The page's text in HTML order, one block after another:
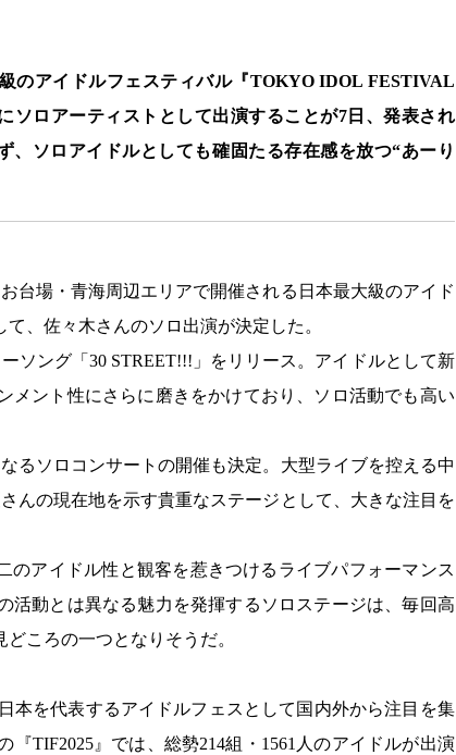
のアイドルフェスティバル『TOKYO IDOL FESTIVAL
ソロアーティストとして出演することが7日、発表され
、ソロアイドルとしても確固たる存在感を放つ“あーり
台場・青海周辺エリアで開催される日本最大級のアイド
、佐々木さんのソロ出演が決定した。
ソング「30 STREET!!!」をリリース。アイドルとして新
メント性にさらに磨きをかけており、ソロ活動でも高い
るソロコンサートの開催も決定。大型ライブを控える中
んの現在地を示す貴重なステージとして、大きな注目を
のアイドル性と観客を惹きつけるライブパフォーマンス
活動とは異なる魅力を発揮するソロステージは、毎回高
ころの一つとなりそうだ。
本を代表するアイドルフェスとして国内外から注目を集
TIF2025』では、総勢214組・1561人のアイドルが出演